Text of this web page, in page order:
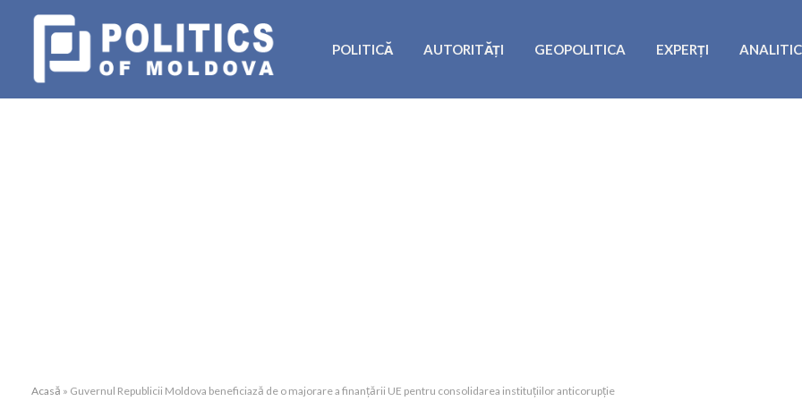
POLITICĂ AUTORITĂȚI GEOPOLITICA EXPERȚI
Acasă » Guvernul Republicii Moldova beneficiază de o majorare a finanțării UE pentru consolidarea instituțiilor anticorupție